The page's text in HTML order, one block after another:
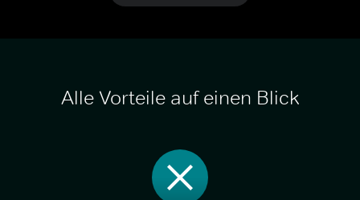
Alle Vorteile auf einen Blick